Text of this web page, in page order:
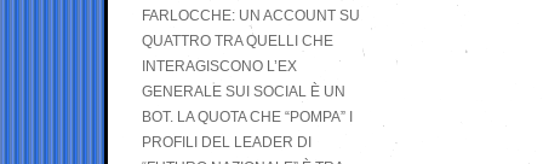
FARLOCCHE: UN ACCOUNT SU
QUATTRO TRA QUELLI CHE
INTERAGISCONO L’EX
GENERALE SUI SOCIAL È UN
BOT. LA QUOTA CHE “POMPA” I
PROFILI DEL LEADER DI